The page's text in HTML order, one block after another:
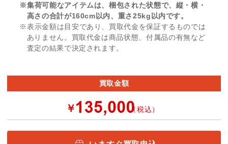
※集荷可能なアイテムは、梱包された状態で、縦・横・
高さの合計が160cm以内、重さ25kg以内です。
※表示金額は目安であり、買取代金を保証するものでは
ありません。買取代金は商品状態、付属品の有無など
査定の結果で決定されます。
買取金額
￥ （税込）